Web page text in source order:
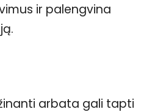
ir palengvina
arbata gali tapti